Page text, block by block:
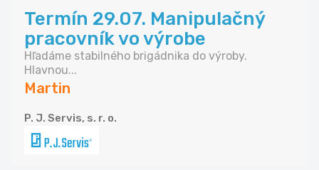
Termín 29.07. Manipulačný
pracovník vo výrobe
Hľadáme stabilného brigádnika do výroby.
Hlavnou...
Martin
P. J. Servis, s. r. o.